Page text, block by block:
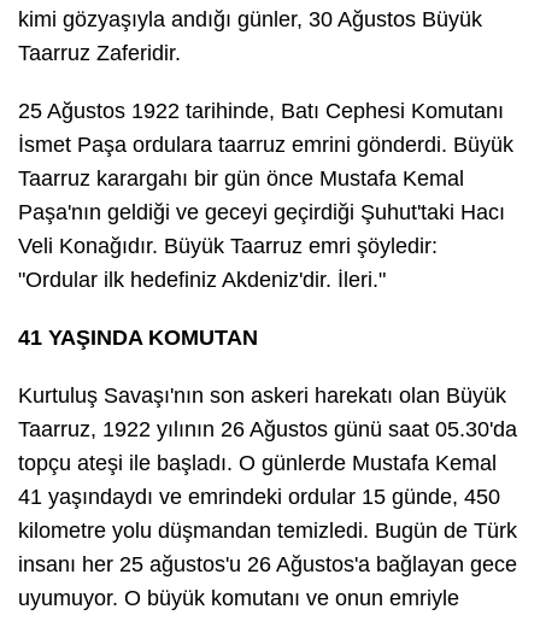
kimi gözyaşıyla andığı günler, 30 Ağustos Büyük
Taarruz Zaferidir.
25 Ağustos 1922 tarihinde, Batı Cephesi Komutanı
İsmet Paşa ordulara taarruz emrini gönderdi. Büyük
Taarruz karargahı bir gün önce Mustafa Kemal
Paşa'nın geldiği ve geceyi geçirdiği Şuhut'taki Hacı
Veli Konağıdır. Büyük Taarruz emri şöyledir:
"Ordular ilk hedefiniz Akdeniz'dir. İleri."
41 YAŞINDA KOMUTAN
Kurtuluş Savaşı'nın son askeri harekatı olan Büyük
Taarruz, 1922 yılının 26 Ağustos günü saat 05.30'da
topçu ateşi ile başladı. O günlerde Mustafa Kemal
41 yaşındaydı ve emrindeki ordular 15 günde, 450
kilometre yolu düşmandan temizledi. Bugün de Türk
insanı her 25 ağustos'u 26 Ağustos'a bağlayan gece
uyumuyor. O büyük komutanı ve onun emriyle